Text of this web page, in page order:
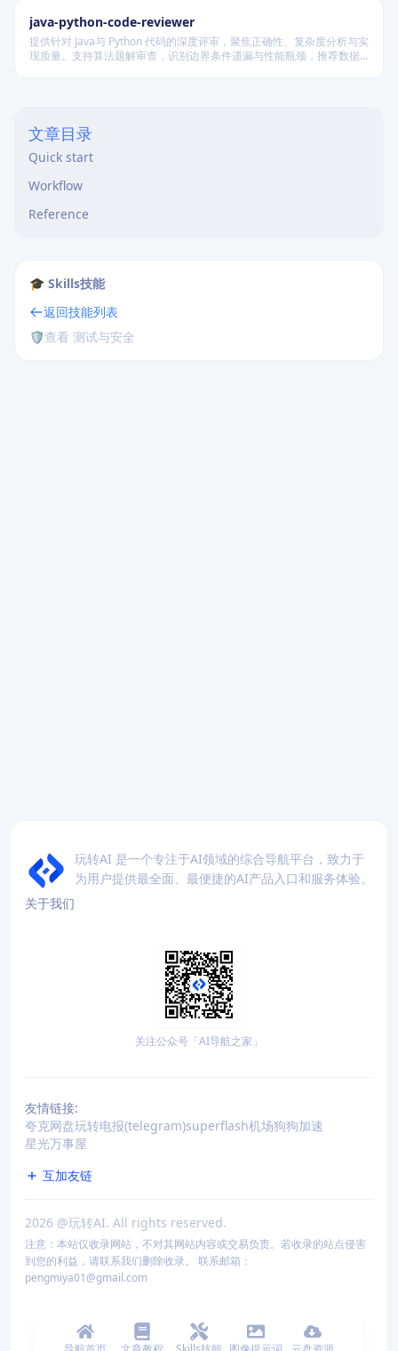
java-python-code-reviewer
提供针对 Java与 Python 代码的深度评审，聚焦正确性、复杂度分析与实
现质量。支持算法题解审查，识别边界条件遗漏与性能瓶颈，推荐数据
文章目录
Quick start
Workflow
Reference
🎓 Skills技能
返回技能列表
🛡️查看 测试与安全
玩转AI 是一个专注于AI领域的综合导航平台，致力于
为用户提供最全面、最便捷的AI产品入口和服务体验。
关于我们
关注公众号「AI导航之家」
友情链接:
夸克网盘玩转电报(telegram)superflash机场狗狗加速
星光万事屋
互加友链
2026 @玩转AI. All rights reserved.
注意：本站仅收录网站，不对其网站内容或交易负责。若收录的站点侵害
到您的利益，请联系我们删除收录。 联系邮箱：
pengmiya01@gmail.com